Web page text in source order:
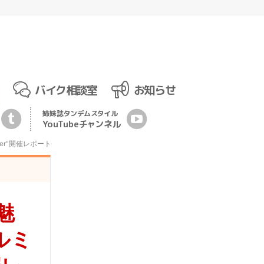
バイク相談室
お知らせ
姉妹誌タンデムスタイル
YouTubeチャンネル
開催レポート
ミ